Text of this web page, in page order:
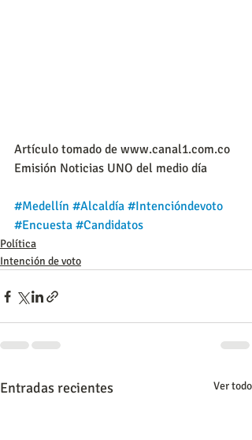
Artículo tomado de www.canal1.com.co
Emisión Noticias UNO del medio día
#Medellín #Alcaldía #Intencióndevoto
#Encuesta #Candidatos
Política
Intención de voto
Entradas recientes Ver todo